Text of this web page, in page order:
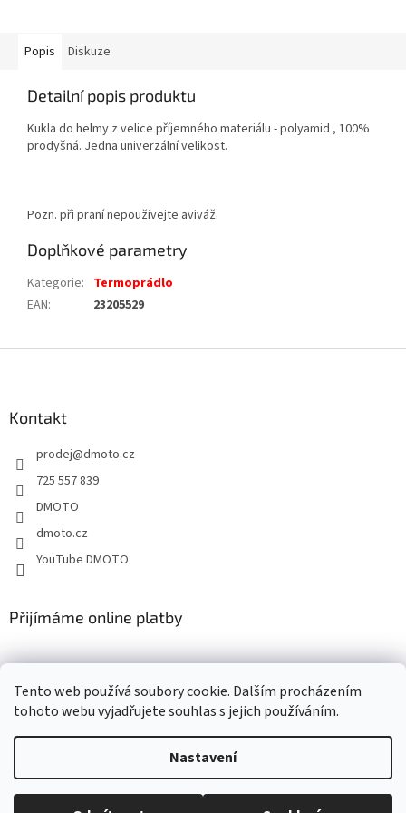
Tento web používá soubory cookie. Dalším procházením
tohoto webu vyjadřujete souhlas s jejich používáním.
Nastavení
Popis Diskuze
Detailní popis produktu
Kukla do helmy z velice příjemného materiálu - polyamid , 100%
prodyšná. Jedna univerzální velikost.
Pozn. při praní nepoužívejte aviváž.
Doplňkové parametry
Kategorie: Termoprádlo
EAN: 23205529
Kontakt
prodej@dmoto.cz
725 557 839
DMOTO
dmoto.cz
YouTube DMOTO
Přijímáme online platby
Vytvořil Shoptet